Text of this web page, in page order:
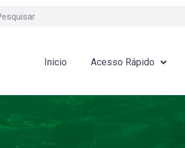
Inicio Acesso Rápido